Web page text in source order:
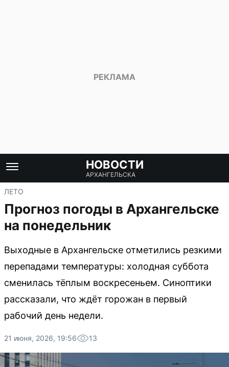
НОВОСТИ
АРХАНГЕЛЬСКА
ЛЕТО
Прогноз погоды в Архангельске
на понедельник
Выходные в Архангельске отметились резкими
перепадами температуры: холодная суббота
сменилась тёплым воскресеньем. Синоптики
рассказали, что ждёт горожан в первый
рабочий день недели.
21 июня, 2026, 19:56 13